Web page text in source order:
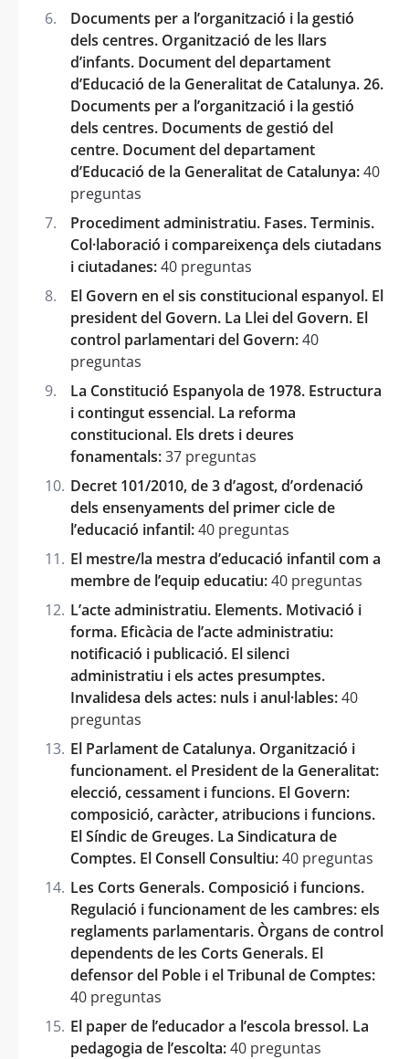
Documents per a l’organització i la gestió
dels centres. Organització de les llars
d’infants. Document del departament
d’Educació de la Generalitat de Catalunya. 26.
Documents per a l’organització i la gestió
dels centres. Documents de gestió del
centre. Document del departament
d’Educació de la Generalitat de Catalunya:40
preguntas
Procediment administratiu. Fases. Terminis.
Col·laboració i compareixença dels ciutadans
i ciutadanes:40 preguntas
El Govern en el sis constitucional espanyol. El
president del Govern. La Llei del Govern. El
control parlamentari del Govern:40
preguntas
La Constitució Espanyola de 1978. Estructura
i contingut essencial. La reforma
constitucional. Els drets i deures
fonamentals:37 preguntas
Decret 101/2010, de 3 d’agost, d’ordenació
dels ensenyaments del primer cicle de
l’educació infantil:40 preguntas
El mestre/la mestra d’educació infantil com a
membre de l’equip educatiu:40 preguntas
L’acte administratiu. Elements. Motivació i
forma. Eficàcia de l’acte administratiu:
notificació i publicació. El silenci
administratiu i els actes presumptes.
Invalidesa dels actes: nuls i anul·lables:40
preguntas
El Parlament de Catalunya. Organització i
funcionament. el President de la Generalitat:
elecció, cessament i funcions. El Govern:
composició, caràcter, atribucions i funcions.
El Síndic de Greuges. La Sindicatura de
Comptes. El Consell Consultiu:40 preguntas
Les Corts Generals. Composició i funcions.
Regulació i funcionament de les cambres: els
reglaments parlamentaris. Òrgans de control
dependents de les Corts Generals. El
defensor del Poble i el Tribunal de Comptes:
40 preguntas
El paper de l’educador a l’escola bressol. La
pedagogia de l’escolta:40 preguntas